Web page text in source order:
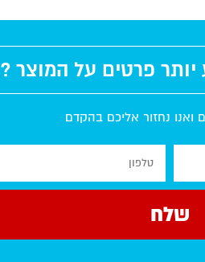
יותר פרטים על המוצר ?
ואנו נחזור אליכם בהקדם